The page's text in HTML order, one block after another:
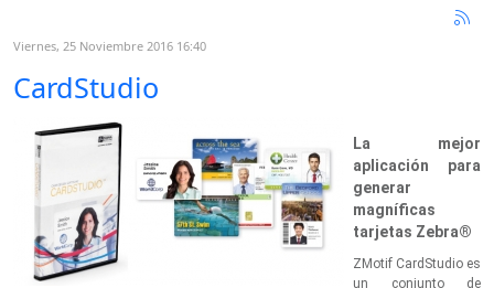
Viernes, 25 Noviembre 2016 16:40
CardStudio
La mejor
aplicación para
generar
magníficas
tarjetas Zebra®
ZMotif CardStudio es
un conjunto de